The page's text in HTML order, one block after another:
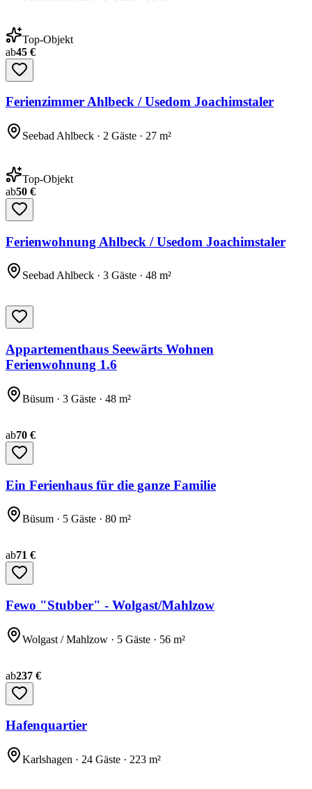
Top-Objekt
ab45 €
Ferienzimmer Ahlbeck / Usedom Joachimstaler
Seebad Ahlbeck · 2 Gäste · 27 m²
Top-Objekt
ab50 €
Ferienwohnung Ahlbeck / Usedom Joachimstaler
Seebad Ahlbeck · 3 Gäste · 48 m²
Appartementhaus Seewärts Wohnen
Ferienwohnung 1.6
Büsum · 3 Gäste · 48 m²
ab70 €
Ein Ferienhaus für die ganze Familie
Büsum · 5 Gäste · 80 m²
ab71 €
Fewo "Stubber" - Wolgast/Mahlzow
Wolgast / Mahlzow · 5 Gäste · 56 m²
ab237 €
Hafenquartier
Karlshagen · 24 Gäste · 223 m²